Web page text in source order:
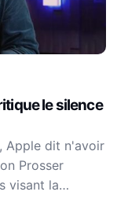
le silence
Apple dit n'avoir
Prosser
visant la…